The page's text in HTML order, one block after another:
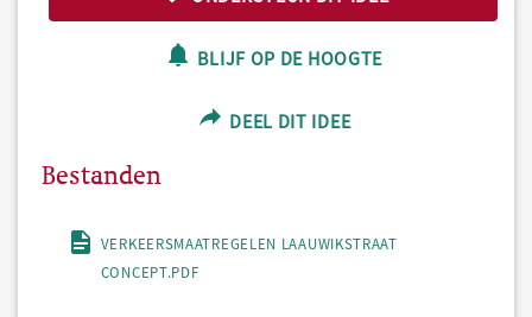
BLIJF OP DE HOOGTE
DEEL DIT IDEE
Bestanden
VERKEERSMAATREGELEN LAAUWIKSTRAAT
CONCEPT.PDF